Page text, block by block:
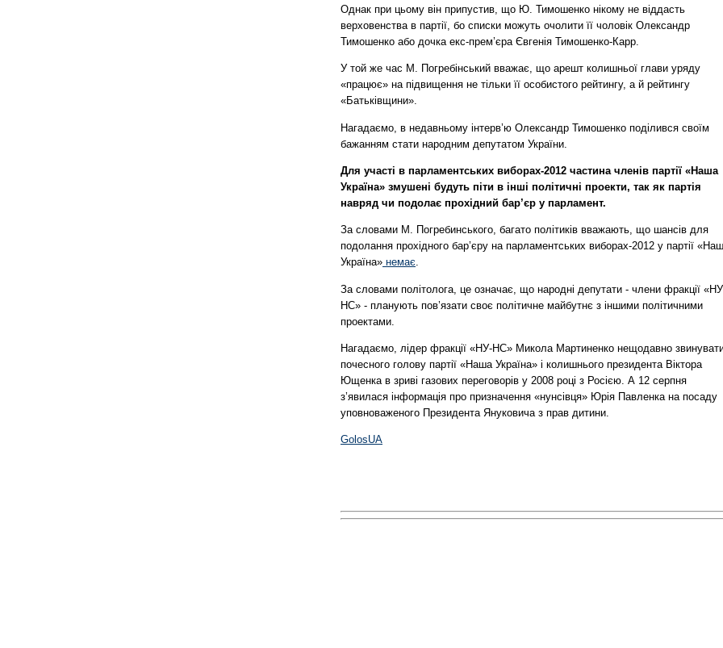
Однак при цьому він припустив, що Ю. Тимошенко нікому не віддасть
верховенства в партії, бо списки можуть очолити її чоловік Олександр
Тимошенко або дочка екс-прем’єра Євгенія Тимошенко-Карр.
У той же час М. Погребінський вважає, що арешт колишньої глави уряду
«працює» на підвищення не тільки її особистого рейтингу, а й рейтингу
«Батьківщини».
Нагадаємо, в недавньому інтерв’ю Олександр Тимошенко поділився своїм
бажанням стати народним депутатом України.
Для участі в парламентських виборах-2012 частина членів партії «Наша
Україна» змушені будуть піти в інші політичні проекти, так як партія
навряд чи подолає прохідний бар’єр у парламент.
За словами М. Погребинського, багато політиків вважають, що шансів для
подолання прохідного бар’єру на парламентських виборах-2012 у партії
Україна» немає.
За словами політолога, це означає, що народні депутати - члени фракції
НС» - планують пов’язати своє політичне майбутнє з іншими політичними
проектами.
Нагадаємо, лідер фракції «НУ-НС» Микола Мартиненко нещодавно
почесного голову партії «Наша Україна» і колишнього президента Віктора
Ющенка в зриві газових переговорів у 2008 році з Росією. А 12 серпня
з’явилася інформація про призначення «нунсівця» Юрія Павленка на посаду
уповноваженого Президента Януковича з прав дитини.
GolosUA